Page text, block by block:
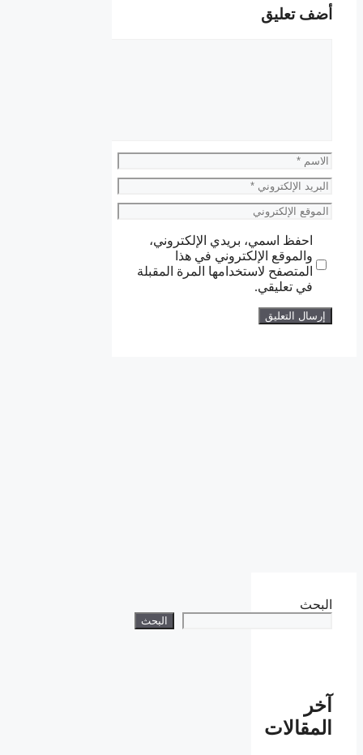
أضف تعليق
الاسم
البريد
الإلكتروني
الموقع
احفظ اسمي، بريدي الإلكتروني،
والموقع الإلكتروني في هذا
المتصفح لاستخدامها المرة المقبلة
في تعليقي.
البحث
البحث
آخر
المقالات